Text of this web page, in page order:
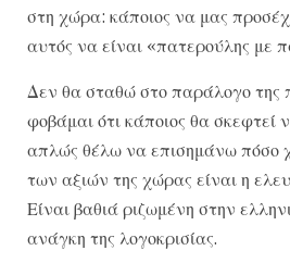
στη χώρα: κάποιος να μας
αυτός να είναι «πατερούλης με
Δεν θα σταθώ στο παράλογο της
φοβάμαι ότι κάποιος θα σκεφτεί
απλώς θέλω να επισημάνω πόσο
των αξιών της χώρας είναι η
Είναι βαθιά ριζωμένη στην
ανάγκη της λογοκρισίας.